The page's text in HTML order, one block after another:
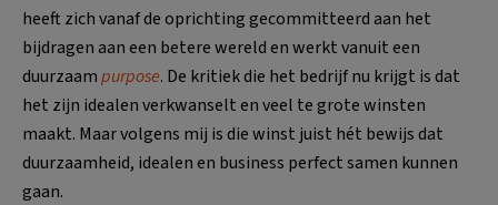
heeft zich vanaf de oprichting gecommitteerd aan het
bijdragen aan een betere wereld en werkt vanuit een
duurzaampurpose. De kritiek die het bedrijf nu krijgt is dat
het zijn idealen verkwanselt en veel te grote winsten
maakt. Maar volgens mij is die winst juist hét bewijs dat
duurzaamheid, idealen en business perfect samen kunnen
gaan.